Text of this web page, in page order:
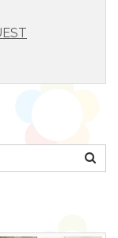
Hledat